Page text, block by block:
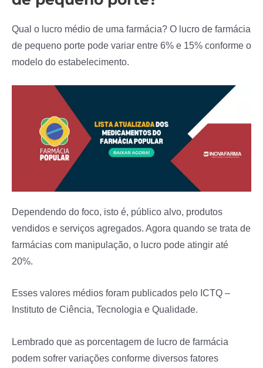
Qual o lucro médio de uma farmácia? O lucro de farmácia
de pequeno porte pode variar entre 6% e 15% conforme o
modelo do estabelecimento.
Dependendo do foco, isto é, público alvo, produtos
vendidos e serviços agregados. Agora quando se trata de
farmácias com manipulação, o lucro pode atingir até
20%.
Esses valores médios foram publicados pelo ICTQ –
Instituto de Ciência, Tecnologia e Qualidade.
Lembrado que as porcentagem de lucro de farmácia
podem sofrer variações conforme diversos fatores